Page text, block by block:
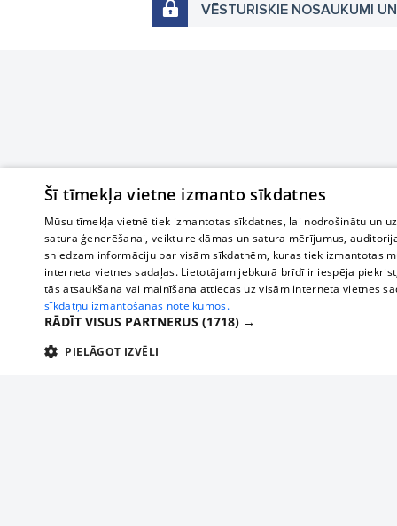
VĒSTURISKIE NOSAUKUMI
Šī tīmekļa vietne izmanto sīkdatnes
Mūsu tīmekļa vietnē tiek izmantotas sīkdatnes, lai nodrošinātu un
satura ģenerēšanai, veiktu reklāmas un satura mērījumus,
sniedzam informāciju par visām sīkdatnēm, kuras tiek izmantotas
interneta vietnes sadaļas. Lietotājam jebkurā brīdī ir iespēja
tās atsaukšana vai mainīšana attiecas uz visām interneta vietnes
sīkdatņu izmantošanas noteikumos.
RĀDĪT VISUS PARTNERUS (1718) →
PIELĀGOT IZVĒLI